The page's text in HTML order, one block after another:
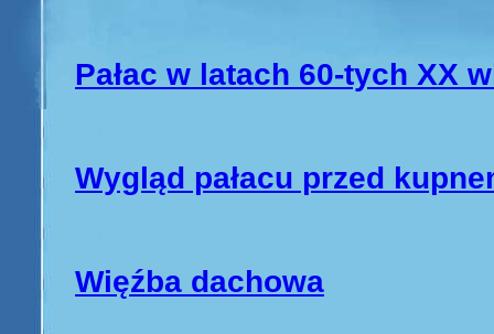
Pałac w latach 60-tych XX
Wygląd pałacu przed
Więźba dachowa